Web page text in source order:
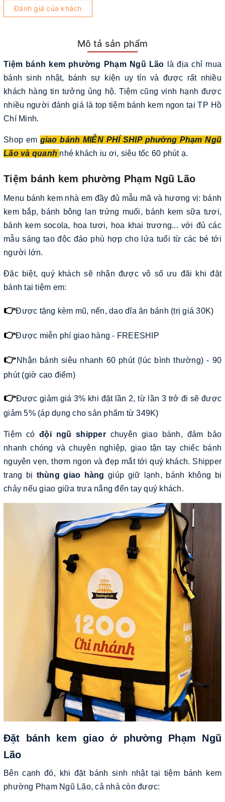
Đánh giá của khách
Mô tả sản phẩm
Tiệm bánh kem phường Phạm Ngũ Lão
là địa chỉ mua
bánh sinh nhật, bánh sự kiện uy tín và được rất nhiều
khách hàng tin tưởng ủng hộ. Tiệm cũng vinh hạnh được
nhiều người đánh giá là top tiệm bánh kem ngon tại TP Hồ
Chí Minh.
Shop em giao bánh MIỄN PHÍ SHIP phường Phạm Ngũ
Lão và quanh nhé khách iu ơi, siêu tốc 60 phút ạ.
Tiệm bánh kem phường Phạm Ngũ Lão
Menu bánh kem nhà em đầy đủ mẫu mã và hương vị: bánh
kem bắp, bánh bông lan trứng muối, bánh kem sữa tươi,
bánh kem socola, hoa tươi, hoa khai trương... với đủ các
mẫu sáng tạo độc đáo phù hợp cho lứa tuổi từ các bé tới
người lớn.
Đặc biệt, quý khách sẽ nhận được vô số ưu đãi khi đặt
bánh tại tiệm em:
👉Được tặng kèm mũ, nến, dao dĩa ăn bánh (trị giá 30K)
👉Được miễn phí giao hàng - FREESHIP
👉Nhận bánh siêu nhanh 60 phút (lúc bình thường) - 90
phút (giờ cao điểm)
👉Được giảm giá 3% khi đặt lần 2, từ lần 3 trở đi sẽ được
giảm 5% (áp dụng cho sản phẩm từ 349K)
Tiệm cóđội ngũ shipperchuyên giao bánh, đảm bảo
nhanh chóng và chuyên nghiệp, giao tận tay chiếc bánh
nguyên vẹn, thơm ngon và đẹp mắt tới quý khách. Shipper
trang bị thùng giao hàng giúp giữ lạnh, bánh không bị
chảy nếu giao giữa trưa nắng đến tay quý khách.
Đặt bánh kem giao ở phường Phạm Ngũ
Lão
Bên cạnh đó, khi đặt bánh sinh nhật tại tiệm bánh kem
phường Phạm Ngũ Lão, cả nhà còn được: